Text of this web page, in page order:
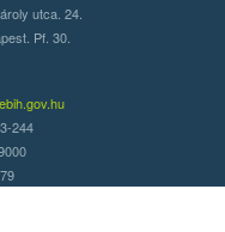
utca. 24.
Pf. 30.
244